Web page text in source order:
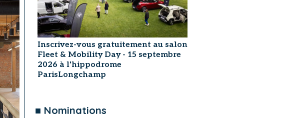
Inscrivez-vous gratuitement au salon
Fleet & Mobility Day - 15 septembre
2026 à l'hippodrome
ParisLongchamp
■ Nominations